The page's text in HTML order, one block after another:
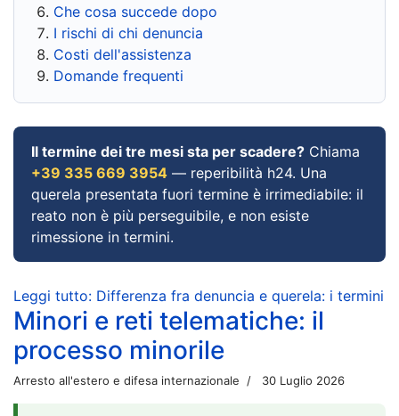
Che cosa succede dopo
I rischi di chi denuncia
Costi dell'assistenza
Domande frequenti
Il termine dei tre mesi sta per scadere? Chiama
+39 335 669 3954 — reperibilità h24. Una
querela presentata fuori termine è irrimediabile: il
reato non è più perseguibile, e non esiste
rimessione in termini.
Leggi tutto: Differenza fra denuncia e querela: i termini
Minori e reti telematiche: il
processo minorile
Arresto all'estero e difesa internazionale 30 Luglio 2026